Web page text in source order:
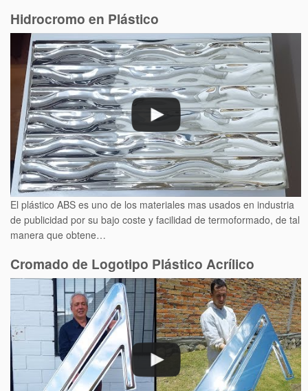
Hidrocromo en Plástico
El plástico ABS es uno de los materiales mas usados en industria
de publicidad por su bajo coste y facilidad de termoformado, de tal
manera que obtene…
Cromado de Logotipo Plástico Acrílico